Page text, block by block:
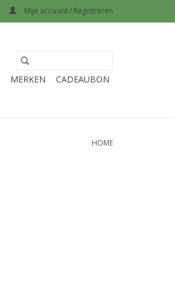
Mijn account / Registreren
MERKEN CADEAUBON
HOME